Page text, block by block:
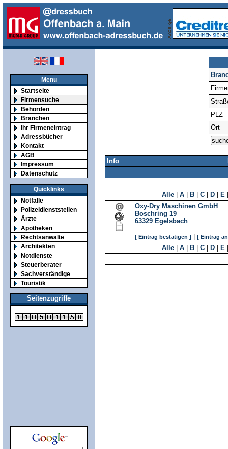
Menu
Startseite
Firmensuche
Behörden
Branchen
Ihr Firmeneintrag
Adressbücher
Kontakt
AGB
Impressum
Datenschutz
Quicklinks
Notfälle
Polizeidienststellen
Ärzte
Apotheken
Rechtsanwälte
Architekten
Notdienste
Steuerberater
Sachverständige
Touristik
Seitenzugriffe
PLZ
Ort
Info
Alle A B C D E
Oxy-Dry Maschinen GmbH
Boschring 19
63329 Egelsbach
[ Eintrag bestätigen ] [ Eintrag
Alle A B C D E